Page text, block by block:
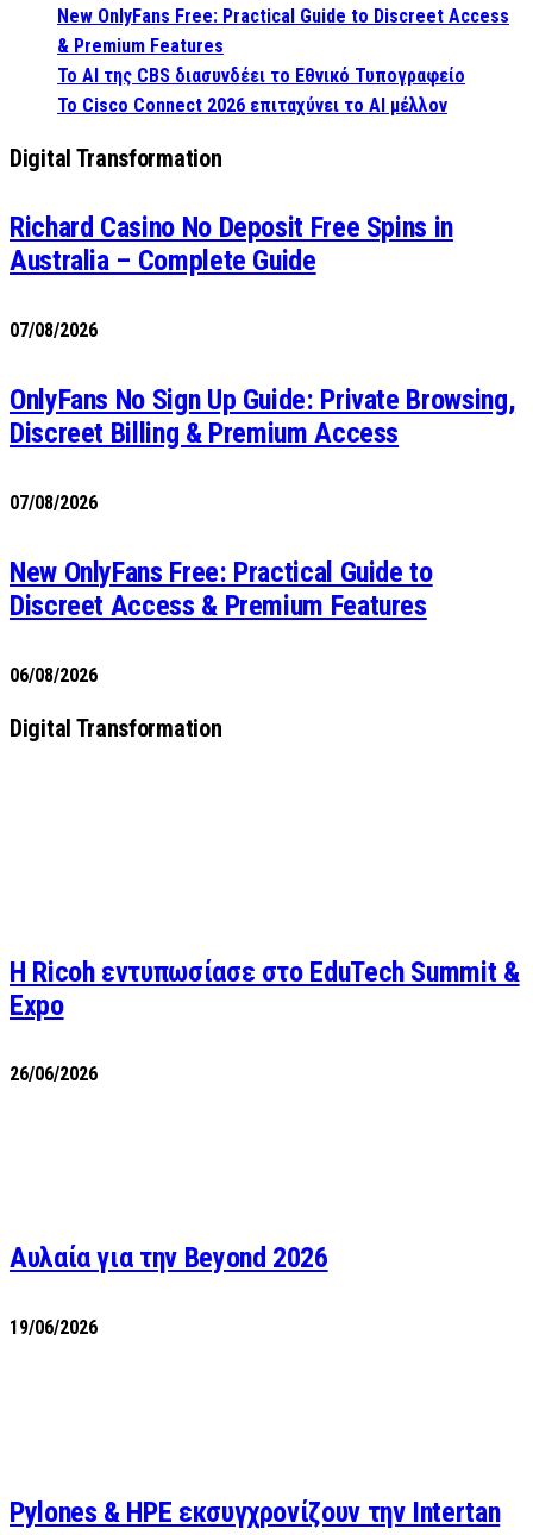
New OnlyFans Free: Practical Guide to Discreet Access
& Premium Features
Το AI της CBS διασυνδέει το Εθνικό Τυπογραφείο
Το Cisco Connect 2026 επιταχύνει το AI μέλλον
Digital Transformation
Richard Casino No Deposit Free Spins in
Australia – Complete Guide
07/08/2026
OnlyFans No Sign Up Guide: Private Browsing,
Discreet Billing & Premium Access
07/08/2026
New OnlyFans Free: Practical Guide to
Discreet Access & Premium Features
06/08/2026
Digital Transformation
Η Ricoh εντυπωσίασε στο EduTech Summit &
Expo
26/06/2026
Αυλαία για την Beyond 2026
19/06/2026
Pylones & HPE εκσυγχρονίζουν την Intertan